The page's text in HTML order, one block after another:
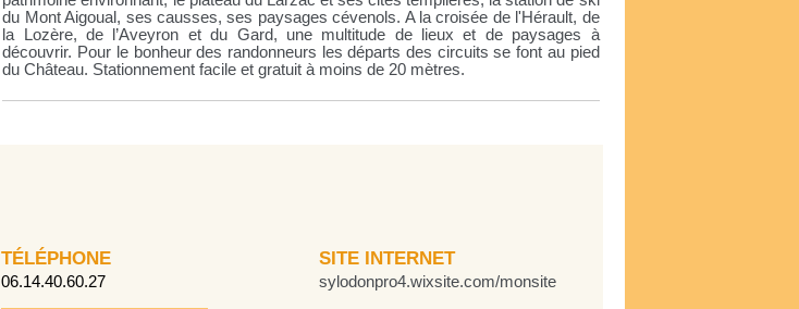
du Mont Aigoual, ses causses, ses paysages cévenols. A la croisée de l'Hérault, de
la Lozère, de l’Aveyron et du Gard, une multitude de lieux et de paysages à
découvrir. Pour le bonheur des randonneurs les départs des circuits se font au pied
du Château. Stationnement facile et gratuit à moins de 20 mètres.
TÉLÉPHONE
06.14.40.60.27
SITE INTERNET
sylodonpro4.wixsite.com/monsite